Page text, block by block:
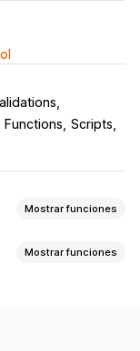
Functions Scripts
Mostrar funciones
Mostrar funciones